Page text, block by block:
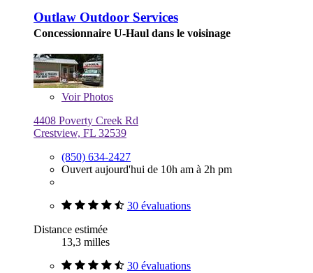
Outlaw Outdoor Services
Concessionnaire U-Haul dans le voisinage
VoirPhotos
4408 Poverty Creek Rd
Crestview, FL 32539
(850) 634-2427
Ouvert aujourd'hui de 10h am à 2h pm
30 évaluations
Distance estimée
13,3 milles
30 évaluations